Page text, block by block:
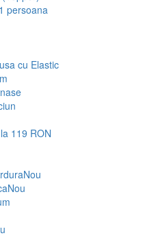
persoana
cu Elastic
119 RON
Nou
Nou